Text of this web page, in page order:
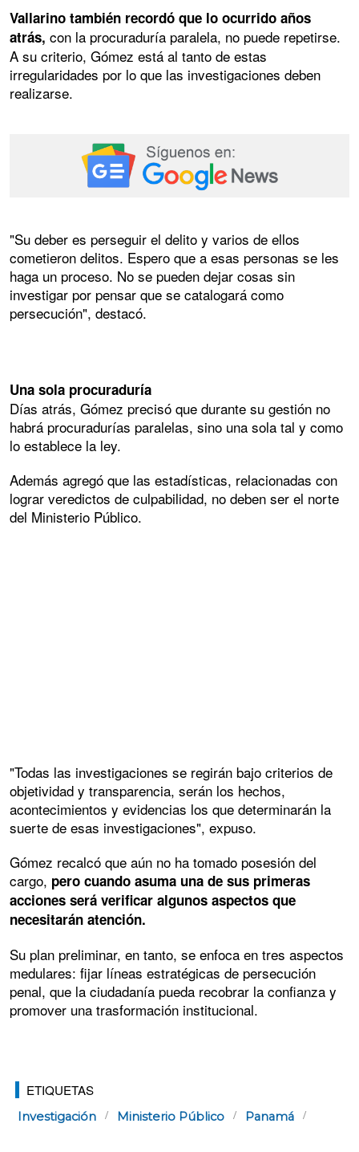
Vallarino también recordó que lo ocurrido años
atrás, con la procuraduría paralela, no puede repetirse.
A su criterio, Gómez está al tanto de estas
irregularidades por lo que las investigaciones deben
realizarse.
"Su deber es perseguir el delito y varios de ellos
cometieron delitos. Espero que a esas personas se les
haga un proceso. No se pueden dejar cosas sin
investigar por pensar que se catalogará como
persecución", destacó.
Una sola procuraduría
Días atrás, Gómez precisó que durante su gestión no
habrá procuradurías paralelas, sino una sola tal y como
lo establece la ley.
Además agregó que las estadísticas, relacionadas con
lograr veredictos de culpabilidad, no deben ser el norte
del Ministerio Público.
"Todas las investigaciones se regirán bajo criterios de
objetividad y transparencia, serán los hechos,
acontecimientos y evidencias los que determinarán la
suerte de esas investigaciones", expuso.
Gómez recalcó que aún no ha tomado posesión del
cargo, pero cuando asuma una de sus primeras
acciones será verificar algunos aspectos que
necesitarán atención.
Su plan preliminar, en tanto, se enfoca en tres aspectos
medulares: fijar líneas estratégicas de persecución
penal, que la ciudadanía pueda recobrar la confianza y
promover una trasformación institucional.
ETIQUETAS
Investigación Ministerio Público Panamá